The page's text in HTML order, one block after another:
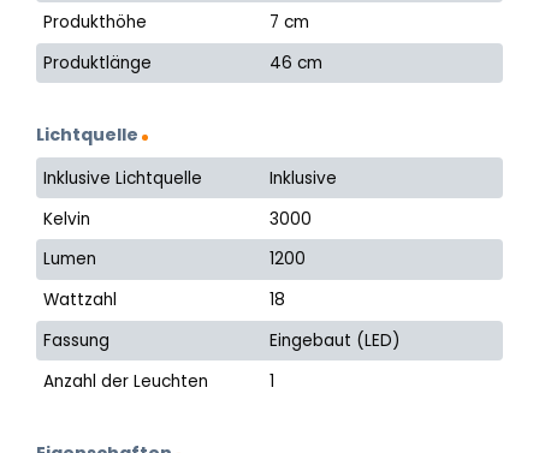
Produkthöhe
7 cm
Produktlänge
46 cm
Lichtquelle
Inklusive Lichtquelle
Inklusive
Kelvin
3000
Lumen
1200
Wattzahl
18
Fassung
Eingebaut (LED)
Anzahl der Leuchten
1